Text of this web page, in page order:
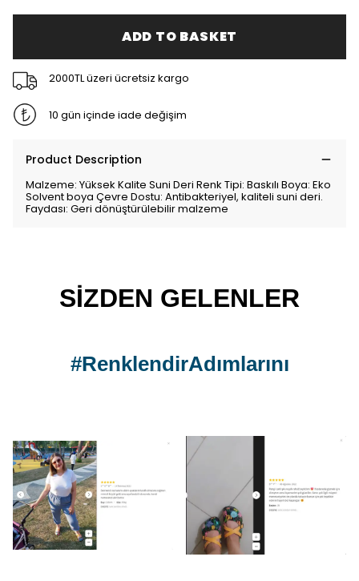
ADD TO BASKET
2000TL üzeri ücretsiz kargo
10 gün içinde iade değişim
Product Description
Malzeme: Yüksek Kalite Suni Deri Renk Tipi: Baskılı Boya: Eko
Solvent boya Çevre Dostu: Antibakteriyel, kaliteli suni deri.
Faydası: Geri dönüştürülebilir malzeme
SİZDEN GELENLER
#RenklendirAdımlarını